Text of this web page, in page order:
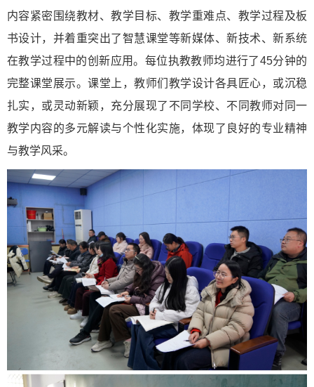
内容紧密围绕教材、教学目标、教学重难点、教学过程及板
书设计，并着重突出了智慧课堂等新媒体、新技术、新系统
在教学过程中的创新应用。每位执教教师均进行了45分钟的
完整课堂展示。课堂上，教师们教学设计各具匠心，或沉稳
扎实，或灵动新颖，充分展现了不同学校、不同教师对同一
教学内容的多元解读与个性化实施，体现了良好的专业精神
与教学风采。